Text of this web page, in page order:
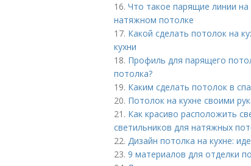
16. Что такое парящие линии
натяжном потолке
17. Какой сделать потолок на
кухни
18. Профиль для парящего
потолка?
19. Каким сделать потолок в
20. Потолок на кухне своими
21. Как красиво расположить
светильников для натяжных
22. Дизайн потолка на кухне:
23. 9 материалов для отделки